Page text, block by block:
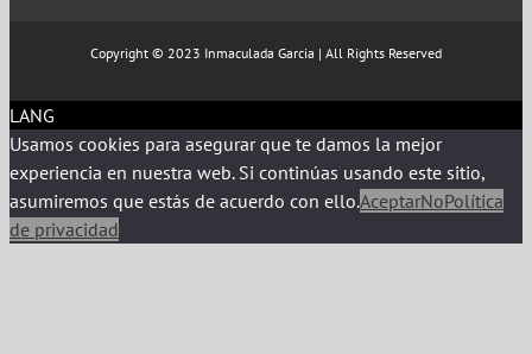
Copyright © 2023 Inmaculada Garcia | All Rights Reserved
LANG
Usamos cookies para asegurar que te damos la mejor
experiencia en nuestra web. Si continúas usando este sitio,
asumiremos que estás de acuerdo con ello.AceptarNoPolítica
de privacidad